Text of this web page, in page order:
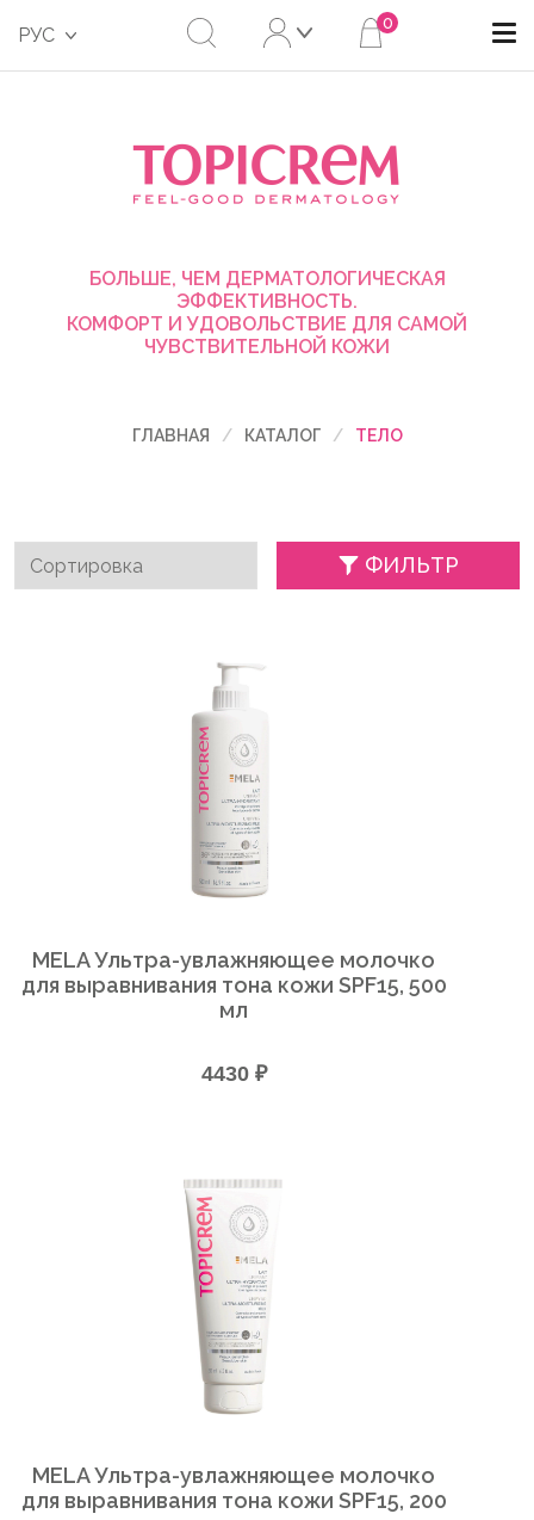
РУС
0
БОЛЬШЕ, ЧЕМ ДЕРМАТОЛОГИЧЕСКАЯ
ЭФФЕКТИВНОСТЬ.
КОМФОРТ И УДОВОЛЬСТВИЕ ДЛЯ САМОЙ
ЧУВСТВИТЕЛЬНОЙ КОЖИ
ГЛАВНАЯ КАТАЛОГ ТЕЛО
ФИЛЬТР
MELA Ультра-увлажняющее молочко
для выравнивания тона кожи SPF15, 500
мл
4430 ₽
MELA Ультра-увлажняющее молочко
для выравнивания тона кожи SPF15, 200